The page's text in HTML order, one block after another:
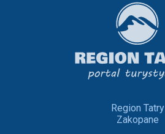
Region Tatry
Zakopane